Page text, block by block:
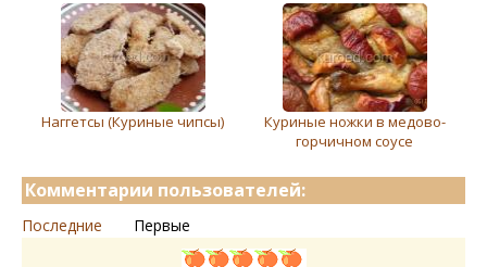
Наггетсы (Куриные чипсы)
Куриные ножки в медово-
горчичном соусе
Комментарии пользователей:
Последние Первые